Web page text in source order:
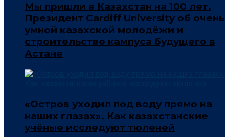
Мы пришли в Казахстан на 100 лет.
Президент Cardiff University об очень
умной казахской молодёжи и
строительстве кампуса будущего в
Астане
«Остров уходил под воду прямо на
наших глазах». Как казахстанские
учёные исследуют тюленей